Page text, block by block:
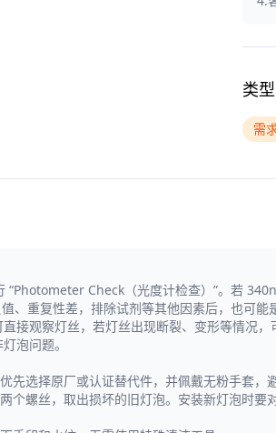
类
需
Check（光度计检查）”。若
重复性差，排除试剂等其他因素后，也可能
接观察灯丝，若灯丝出现断裂、变形等情况
泡问题。
选择原厂或认证替代件，并佩戴无粉手套，
螺丝，取出损坏的旧灯泡。安装新灯泡时